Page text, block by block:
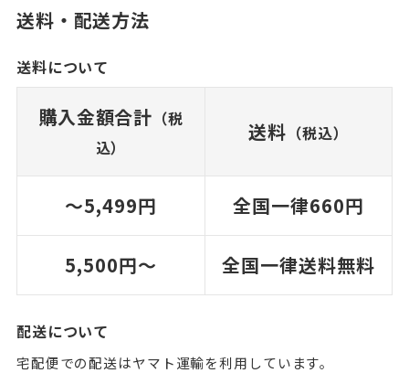
送料・配送方法
送料について
購入金額合計 （税
込）
送料 （税込）
〜5,499円 全国一律660円
5,500円〜 全国一律送料無料
配送について
宅配便での配送はヤマト運輸を利用しています。